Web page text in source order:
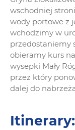
wschodniej
wody portowe z
wchodzimy w
przedostaniemy
obieramy kurs
wysepki Mały
przez który
dalej do
Itinerary: